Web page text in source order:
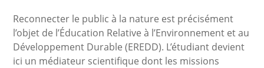
Reconnecter le public à la nature est précisément
l’objet de l’Éducation Relative à l’Environnement et au
Développement Durable (EREDD). L’étudiant devient
ici un médiateur scientifique dont les missions